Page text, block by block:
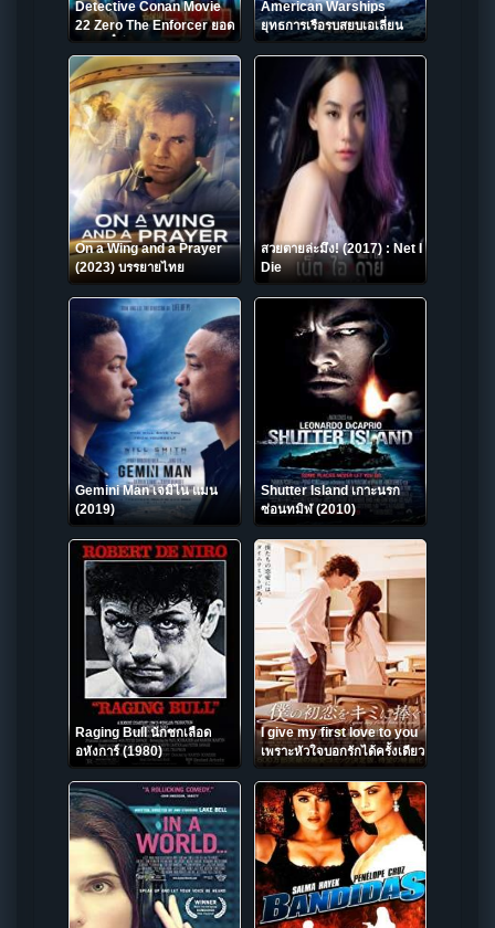
Detective Conan Movie
22 Zero The Enforcer ยอด
นักสืบจิ๋วโคนัน ปฏิบัติ 2018
American Warships
ยุทธการเรือรบสยบเอเลี่ยน
(2012)
On a Wing and a Prayer
(2023) บรรยายไทย
สวยตายล่ะมึง! (2017) : Net I
Die
Gemini Man เจมิไน แมน
(2019)
Shutter Island เกาะนรก
ซ่อนทมิฬ (2010)
Raging Bull นักชกเลือด
อหังการ์ (1980)
I give my first love to you
เพราะหัวใจบอกรักได้ครั้งเดียว
2009